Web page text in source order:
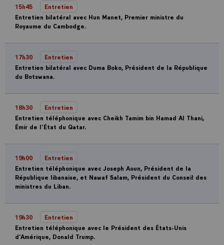
15h45
Entretien
Entretien bilatéral avec Hun Manet, Premier ministre du
Royaume du Cambodge.
17h30
Entretien
Entretien bilatéral avec Duma Boko, Président de la République
du Botswana.
18h30
Entretien
Entretien téléphonique avec Cheikh Tamim bin Hamad Al Thani,
Émir de l’État du Qatar.
19h00
Entretien
Entretien téléphonique avec Joseph Aoun, Président de la
République libanaise, et Nawaf Salam, Président du Conseil des
ministres du Liban.
19h30
Entretien
Entretien téléphonique avec le Président des États-Unis
d’Amérique, Donald Trump.